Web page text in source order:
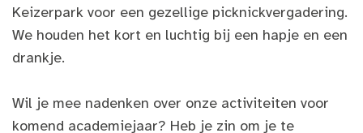
Keizerpark voor een gezellige picknickvergadering.
We houden het kort en luchtig bij een hapje en een
drankje.
Wil je mee nadenken over onze activiteiten voor
komend academiejaar? Heb je zin om je te